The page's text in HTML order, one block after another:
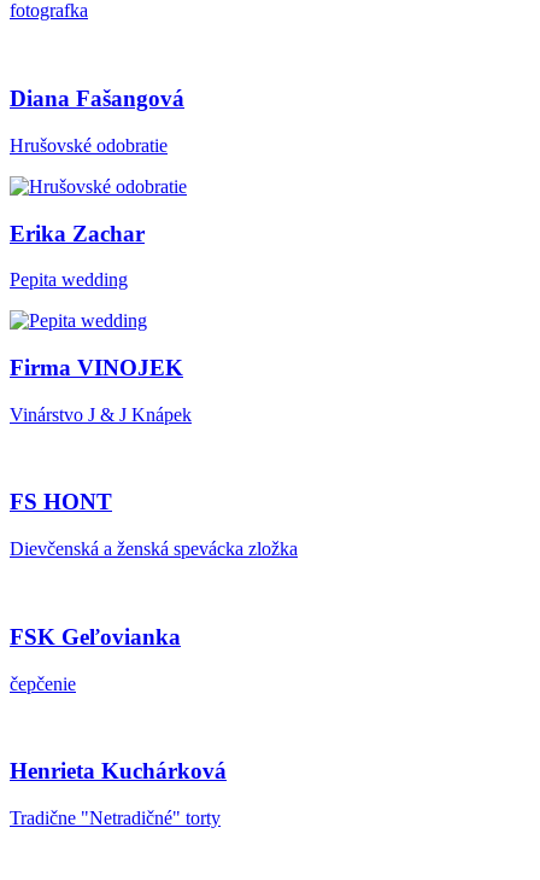
fotografka
Diana Fašangová
Hrušovské odobratie
Erika Zachar
Pepita wedding
Firma VINOJEK
Vinárstvo J & J Knápek
FS HONT
Dievčenská a ženská spevácka zložka
FSK Geľovianka
čepčenie
Henrieta Kuchárková
Tradične "Netradičné" torty